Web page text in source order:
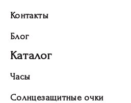
Контакты
Блог
Каталог
Часы
Солнцезащитные очки